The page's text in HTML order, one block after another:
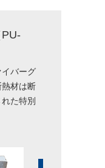
バーグ
材は断
た特別